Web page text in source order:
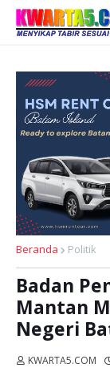
Beranda Politik
Badan
Mantan
Negeri
KWARTA5.COM